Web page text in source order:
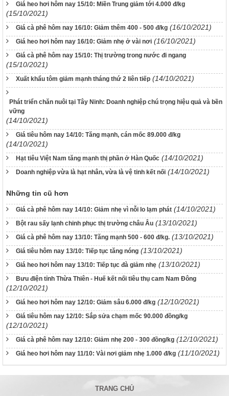
Giá heo hơi hôm nay 15/10: Miền Trung giảm tới 4.000 đ/kg
(15/10/2021)
Giá cà phê hôm nay 16/10: Giảm thêm 400 - 500 đ/kg (16/10/2021)
Giá heo hơi hôm nay 16/10: Giảm nhẹ ở vài nơi (16/10/2021)
Giá cà phê hôm nay 15/10: Thị trường trong nước đi ngang
(15/10/2021)
Xuất khẩu tôm giảm mạnh tháng thứ 2 liên tiếp (14/10/2021)
Phát triển chăn nuôi tại Tây Ninh: Doanh nghiệp chú trọng hiệu quả và bền
vững
(14/10/2021)
Giá tiêu hôm nay 14/10: Tăng mạnh, cán mốc 89.000 đ/kg
(14/10/2021)
Hạt tiêu Việt Nam tăng mạnh thị phần ở Hàn Quốc (14/10/2021)
Doanh nghiệp vừa là hạt nhân, vừa là vệ tinh kết nối (14/10/2021)
Những tin cũ hơn
Giá cà phê hôm nay 14/10: Giảm nhẹ vì nỗi lo lạm phát (14/10/2021)
Bột rau sấy lạnh chinh phục thị trường châu Âu (13/10/2021)
Giá cà phê hôm nay 13/10: Tăng mạnh 500 - 600 đ/kg. (13/10/2021)
Giá tiêu hôm nay 13/10: Tiếp tục tăng nóng (13/10/2021)
Giá heo hơi hôm nay 13/10: Tiếp tục đà giảm nhẹ (13/10/2021)
Bưu điện tỉnh Thừa Thiên - Huế kết nối tiêu thụ cam Nam Đông
(12/10/2021)
Giá heo hơi hôm nay 12/10: Giảm sâu 6.000 đ/kg (12/10/2021)
Giá tiêu hôm nay 12/10: Sắp sửa chạm mốc 90.000 đồng/kg
(12/10/2021)
Giá cà phê hôm nay 12/10: Giảm nhẹ 200 - 300 đồng/kg (12/10/2021)
Giá heo hơi hôm nay 11/10: Vài nơi giảm nhẹ 1.000 đ/kg (11/10/2021)
TRANG CHỦ